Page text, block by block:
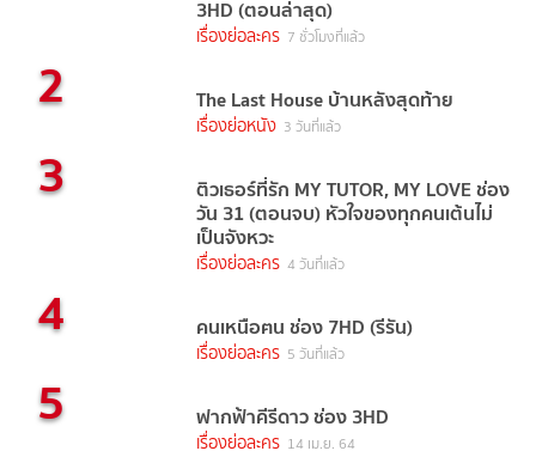
3HD (ตอนล่าสุด)
เรื่องย่อละคร 7 ชั่วโมงที่แล้ว
2 The Last House บ้านหลังสุดท้าย
เรื่องย่อหนัง 3 วันที่แล้ว
3 ติวเธอร์ที่รัก MY TUTOR, MY LOVE ช่อง
วัน 31 (ตอนจบ) หัวใจของทุกคนเต้นไม่
เป็นจังหวะ
เรื่องย่อละคร 4 วันที่แล้ว
4 คนเหนือฅน ช่อง 7HD (รีรัน)
เรื่องย่อละคร 5 วันที่แล้ว
5 ฟากฟ้าคีรีดาว ช่อง 3HD
เรื่องย่อละคร 14 เม.ย. 64